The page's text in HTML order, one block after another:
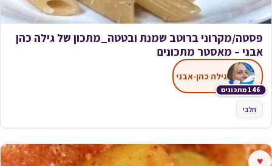
פסטה/מקרוני ברוטב שמנת ובטטה_מתכון של גילה כהן
אבני – מאסטר מתכונים
146 מתכונים
גילה כהן-אבני
חלבי
♥